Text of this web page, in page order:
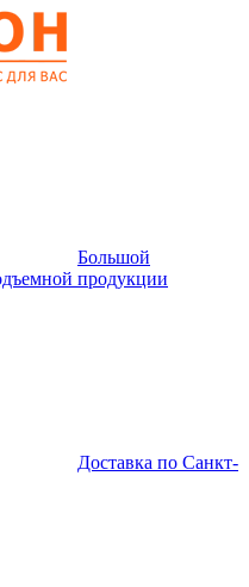
Большой
продукции
Доставка по Санкт-